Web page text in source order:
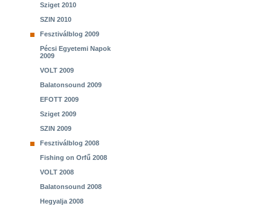
Sziget 2010
SZIN 2010
Fesztiválblog 2009
Pécsi Egyetemi Napok
2009
VOLT 2009
Balatonsound 2009
EFOTT 2009
Sziget 2009
SZIN 2009
Fesztiválblog 2008
Fishing on Orfű 2008
VOLT 2008
Balatonsound 2008
Hegyalja 2008